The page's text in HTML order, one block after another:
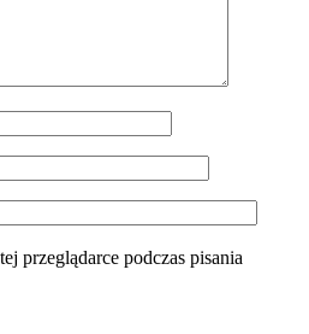
przeglądarce podczas pisania